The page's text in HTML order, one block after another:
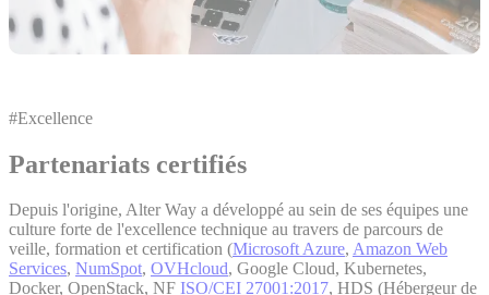
#Excellence
Partenariats certifiés
Depuis l'origine, Alter Way a développé au sein de ses équipes une
culture forte de l'excellence technique au travers de parcours de
veille, formation et certification (Microsoft Azure, Amazon Web
Services, NumSpot, OVHcloud, Google Cloud, Kubernetes,
Docker, OpenStack, NF ISO/CEI 27001:2017, HDS (Hébergeur de